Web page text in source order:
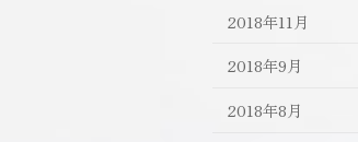
2018年11月
2018年9月
2018年8月